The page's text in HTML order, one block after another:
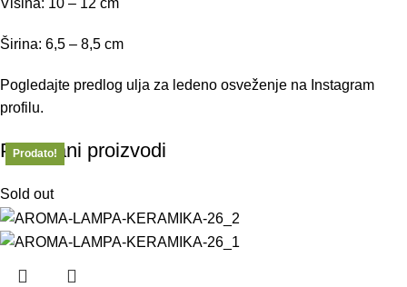
Visina: 10 – 12 cm
Širina: 6,5 – 8,5 cm
Pogledajte predlog ulja za ledeno osveženje na Instagram
profilu.
Povezani proizvodi
Prodato!
Sold out
Prodato!
Prodato!
Prodato!
Prodato!